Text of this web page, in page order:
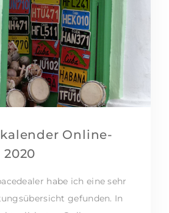
Online-
habe ich eine sehr
gefunden. In